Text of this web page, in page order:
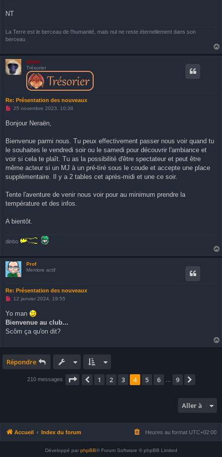
NT
La Terre est le berceau de l'humanité, mais nul ne reste éternellement dans son
berceau
dinbo
Trésorier
Re: Présentation des nouveaux
M
s
e
n
o
n
l
25 novembre 2023, 10:38
Bonjour Neraën,
Bienvenue parmi nous. Tu peux effectivement passer nous voir quand tu
le souhaites le vendredi soir ou le samedi pour découvrir l'ambiance et
voir si cela te plaît. Tu as la possibilité d'être spectateur et peut être
même acteur si un MJ à un pré-tiré sous le coude et accepte une place
supplémentaire. Il y a 2 tables cet après-midi et une ce soir.
Tente l'aventure de venir nous voir pour au minimum prendre la
température et des infos.
A bientôt.
dinbo
Prof
Membre actif
Re: Présentation des nouveaux
M
s
a
e
u
12 janvier 2024, 19:55
Yo man
Bienvenue au club...
Scôm ça qu'on dit?
Répondre
210 messages Page sur9
Précédente
1 2 3 4 5 6 9
Aller à
Accueil Index du forum Heures au format UTC+02:00
Développé par phpBB® Forum Software © phpBB Limited